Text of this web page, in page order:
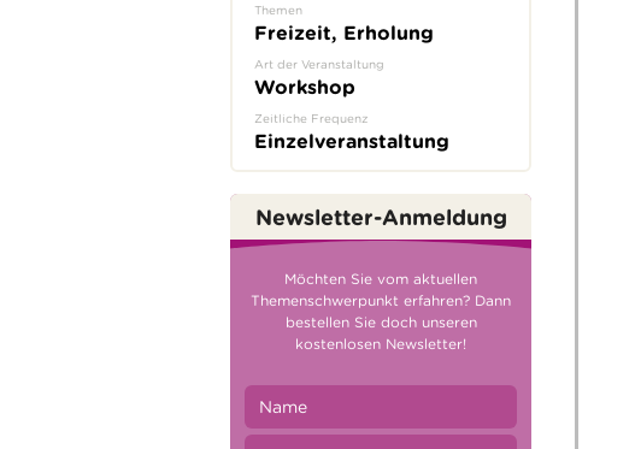
Themen
Freizeit, Erholung
Art der Veranstaltung
Workshop
Zeitliche Frequenz
Einzelveranstaltung
Newsletter-Anmeldung
Möchten Sie vom aktuellen
Themenschwerpunkt erfahren? Dann
bestellen Sie doch unseren
kostenlosen Newsletter!